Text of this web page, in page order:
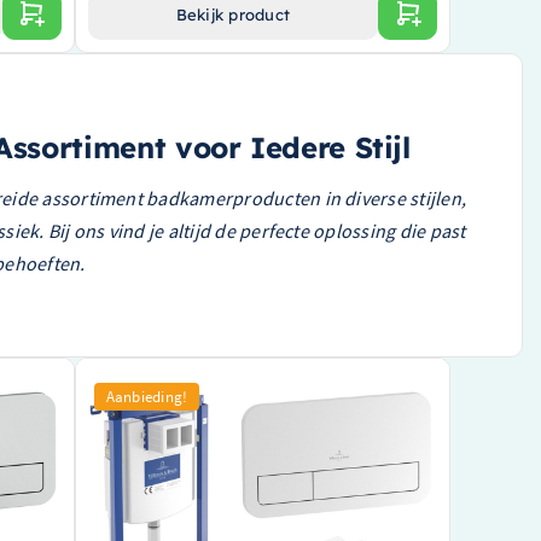
Bekijk product
voor Iedere Stijl
assortiment badkamerproducten in diverse stijlen,
Bij ons vind je altijd de perfecte oplossing die past
&
Aanbieding!
Villeroy & Boch Subway 3.0 Toiletset –
zonder spoelrand – diepspoel –
inbouwreservoir – twistflush –
bedieningsplaat chroom glans – zitting
softclose & quickrelease – ceramic+ stone
white – 92242700 / 92249061 / 4670T0RW